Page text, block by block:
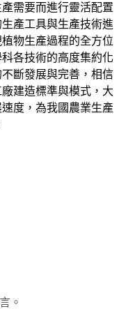
需要而進行靈活配置
產工具與生產技術進
物生產過程的全方位
各技術的高度集約化
斷發展與完善，相信
建造標準與模式，大
度，為我國農業生產
。